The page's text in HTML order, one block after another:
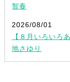
智春
2026/08/01
【８月いろいろ
地さゆり